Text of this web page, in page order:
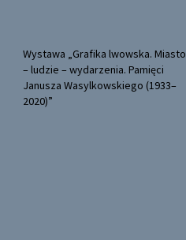
Wystawa „Grafika lwowska. Miasto
– ludzie – wydarzenia. Pamięci
Janusza Wasylkowskiego (1933–
2020)”